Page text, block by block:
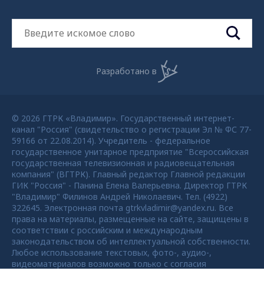
Разработано в
© 2026 ГТРК «Владимир». Государственный интернет-
канал "Россия" (свидетельство о регистрации Эл № ФС 77-
59166 от 22.08.2014). Учредитель - федеральное
государственное унитарное предприятие "Всероссийская
государственная телевизионная и радиовещательная
компания" (ВГТРК). Главный редактор Главной редакции
ГИК "Россия" - Панина Елена Валерьевна. Директор ГТРК
"Владимир" Филинов Андрей Николаевич. Тел. (4922)
322645. Электронная почта gtrkvladimir@yandex.ru. Все
права на материалы, размещенные на сайте, защищены в
соответствии с российским и международным
законодательством об интеллектуальной собственности.
Любое использование текстовых, фото-, аудио-,
видеоматериалов возможно только с согласия